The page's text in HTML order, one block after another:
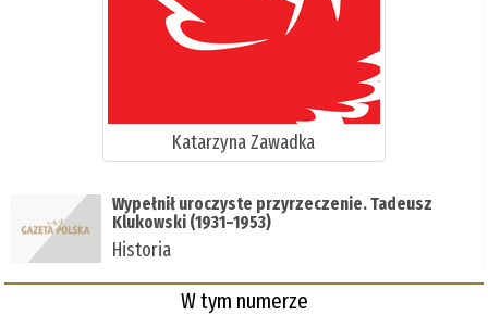
Katarzyna Zawadka
Wypełnił uroczyste przyrzeczenie. Tadeusz
Klukowski (1931–1953)
Historia
W tym numerze